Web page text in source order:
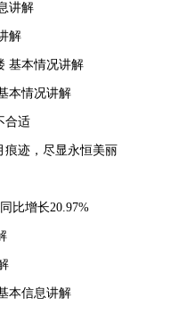
讲解
解
基本情况讲解
本情况讲解
合适
痕迹，尽显永恒美丽
比增长20.97%
本信息讲解